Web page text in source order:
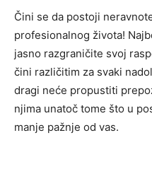
Čini se da postoji
profesionalnog života!
jasno razgraničite svoj
čini različitim za svaki
dragi neće propustiti
njima unatoč tome što u
manje pažnje od vas.